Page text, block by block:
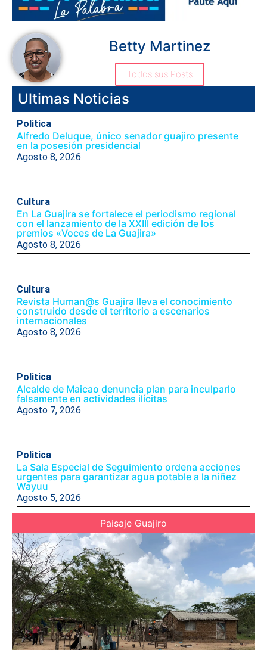
Betty Martinez
Todos sus Posts
Ultimas Noticias
Politica
Alfredo Deluque, único senador guajiro presente
en la posesión presidencial
Agosto 8, 2026
Cultura
En La Guajira se fortalece el periodismo regional
con el lanzamiento de la XXIII edición de los
premios «Voces de La Guajira»
Agosto 8, 2026
Cultura
Revista Human@s Guajira lleva el conocimiento
construido desde el territorio a escenarios
internacionales
Agosto 8, 2026
Politica
Alcalde de Maicao denuncia plan para inculparlo
falsamente en actividades ilícitas
Agosto 7, 2026
Politica
La Sala Especial de Seguimiento ordena acciones
urgentes para garantizar agua potable a la niñez
Wayuu
Agosto 5, 2026
Paisaje Guajiro